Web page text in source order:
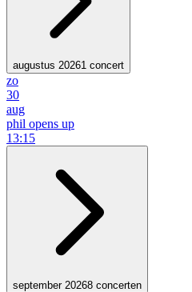
augustus 20261 concert
zo
30
aug
phil opens up
13:15
september 20268 concerten